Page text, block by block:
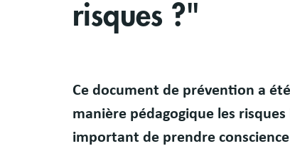
risques ?"
Body
Ce document de prévention a
manière pédagogique les
important de prendre